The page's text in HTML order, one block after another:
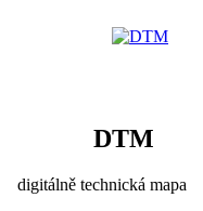
DTM
digitálně technická mapa